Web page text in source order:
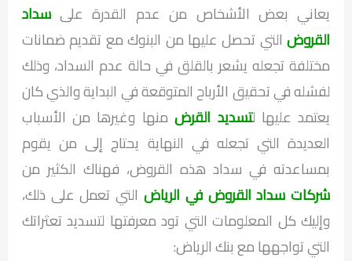
يعاني بعض الأشخاص من عدم القدرة علىسداد
القروضالتي تحصل عليها من البنوك مع تقديم ضمانات
مختلفة تجعله يشعر بالقلق في حالة عدم السداد، وذلك
لفشله في تحقيق الأرباح المتوقعة في البداية والذي كان
يعتمد عليها لتسديد القرضمنها وغيرها من الأسباب
العديدة التي تجعله في النهاية يحتاج إلى من يقوم
بمساعدته في سداد هذه القروض، فهناك الكثير من
شركات سداد القروض في الرياض التي تعمل على ذلك،
وإليك كل المعلومات التي تود معرفتها لتسديد تعثراتك
التي تواجهها مع بنك الرياض: